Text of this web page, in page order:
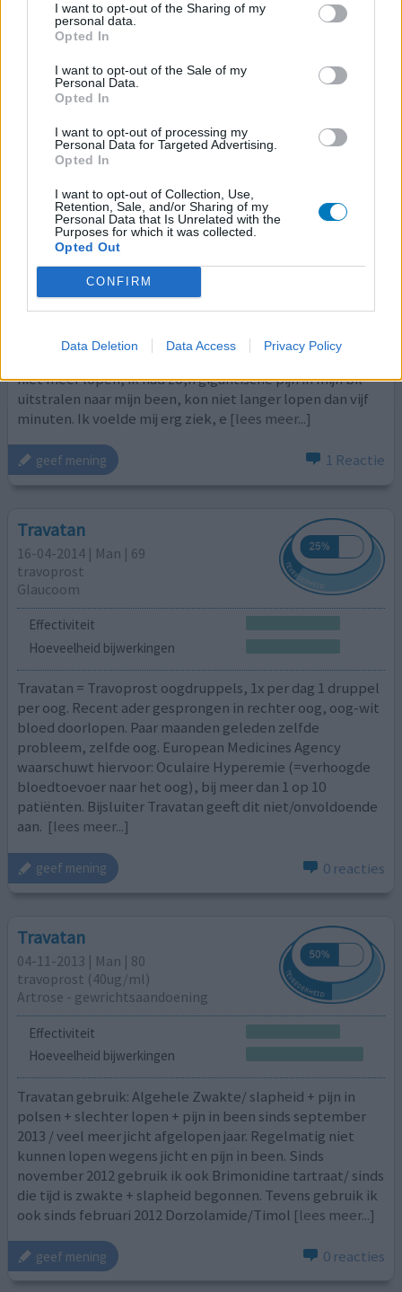
I want to opt-out of the Sharing of my
personal data.
Opted In
I want to opt-out of the Sale of my
Personal Data.
Opted In
I want to opt-out of processing my
Personal Data for Targeted Advertising.
Opted In
I want to opt-out of Collection, Use,
Retention, Sale, and/or Sharing of my
Personal Data that Is Unrelated with the
Purposes for which it was collected.
Opted Out
CONFIRM
Data Deletion Data Access Privacy Policy
vroeg mijn oogarts waarom ik travatan gebruikte ???? Ik
zei tegen blindheid is mij verteld.
geef mening 0 reacties
Travatan
05-07-2014 | Man | 64
Glaucoom
Effectiviteit
Hoeveelheid bijwerkingen
Moest van druppel veranderen, had Betagan 025%, kreeg
eerst aan griep, hoesten, pijn in mijn schouder algehele
malaise. Na drie weken kreeg ik jicht pijnen en kon bijna
niet meer lopen, ik had zo,n gigantische pijn in mijn bil
uitstralen naar mijn been, kon niet langer lopen dan vijf
minuten. Ik voelde mij erg ziek, e [lees meer...]
geef mening 1 Reactie
Travatan
16-04-2014 | Man | 69
travoprost
Glaucoom
Effectiviteit
Hoeveelheid bijwerkingen
Travatan = Travoprost oogdruppels, 1x per dag 1 druppel
per oog. Recent ader gesprongen in rechter oog, oog-wit
bloed doorlopen. Paar maanden geleden zelfde
probleem, zelfde oog. European Medicines Agency
waarschuwt hiervoor: Oculaire Hyperemie (=verhoogde
bloedtoevoer naar het oog), bij meer dan 1 op 10
patiënten. Bijsluiter Travatan geeft dit niet/onvoldoende
aan. [lees meer...]
geef mening 0 reacties
Travatan
04-11-2013 | Man | 80
travoprost (40ug/ml)
Artrose - gewrichtsaandoening
Effectiviteit
Hoeveelheid bijwerkingen
Travatan gebruik: Algehele Zwakte/ slapheid + pijn in
polsen + slechter lopen + pijn in been sinds september
2013 / veel meer jicht afgelopen jaar. Regelmatig niet
kunnen lopen wegens jicht en pijn in been. Sinds
november 2012 gebruik ik ook Brimonidine tartraat/ sinds
die tijd is zwakte + slapheid begonnen. Tevens gebruik ik
ook sinds februari 2012 Dorzolamide/Timol [lees meer...]
geef mening 0 reacties